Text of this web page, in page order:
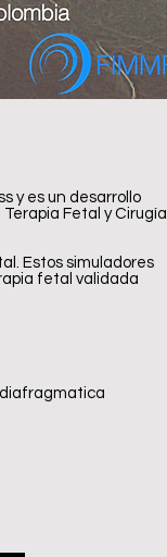
y es un desarrollo
Fetal y Cirugía
Estos simuladores
fetal validada
diafragmatica